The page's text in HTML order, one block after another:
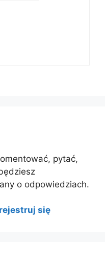
pytać,
o odpowiedziach.
się